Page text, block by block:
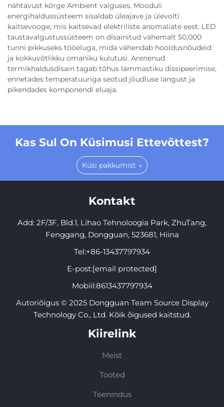
nähtavust kõrge Ambient valguses. Mooduli
energihaldussüsteem sisaldab üleajave ja ülevolti
kaitsevooge, mis kaitsevad elektriliste anomaliate eest. LED
taustavalgustussüsteem on disainitud vähemalt 50,000
tunni pikkuseks tööeluga, mida vähendab hooldusnõudeid
ja kokkuvõtlikku omaniku kulutusi. Arenenud
termikhaldusdisain tagab tõhus lämmastiku dissipeerimise,
ennetades temperatuuriga seotud jõudluse langust ja
pikendades komponendi eluaja.
Kas Sul On Küsimusi Ettevõttest?
Küsi pakkumist →
Kontakt
Add: 2F/3F, Bld.1, Lihao Tehnoloogia Park, ZhuTang,
Fenggang, Dongguan, 523681, Hiina
Tel:+86-13437797934
E-post:[email protected]
Mobiil:8613437797934
Autoriõigus © 2025 Dongguan Team Source Display
Technology Co., Ltd. Kõik õigused kaitstud.
Kiirelink
Meist
Tooted
Teenindus